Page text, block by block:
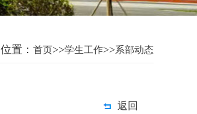
置： 首页>>学生工作>>系部动态
返回